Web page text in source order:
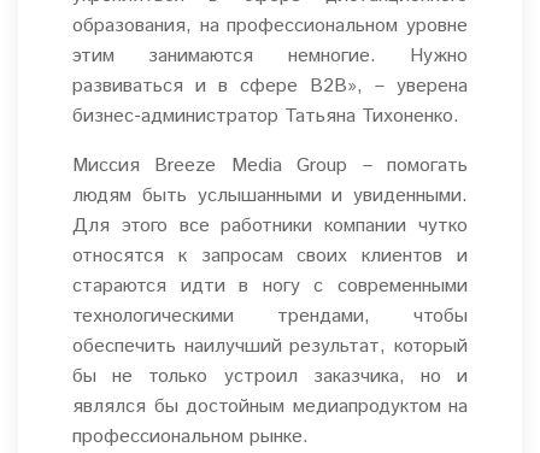
образования, на профессиональном уровне
этим занимаются немногие. Нужно
развиваться и в сфере B2B», – уверена
бизнес-администратор Татьяна Тихоненко.
Миссия Breeze Media Group – помогать
людям быть услышанными и увиденными.
Для этого все работники компании чутко
относятся к запросам своих клиентов и
стараются идти в ногу с современными
технологическими трендами, чтобы
обеспечить наилучший результат, который
бы не только устроил заказчика, но и
являлся бы достойным медиапродуктом на
профессиональном рынке.